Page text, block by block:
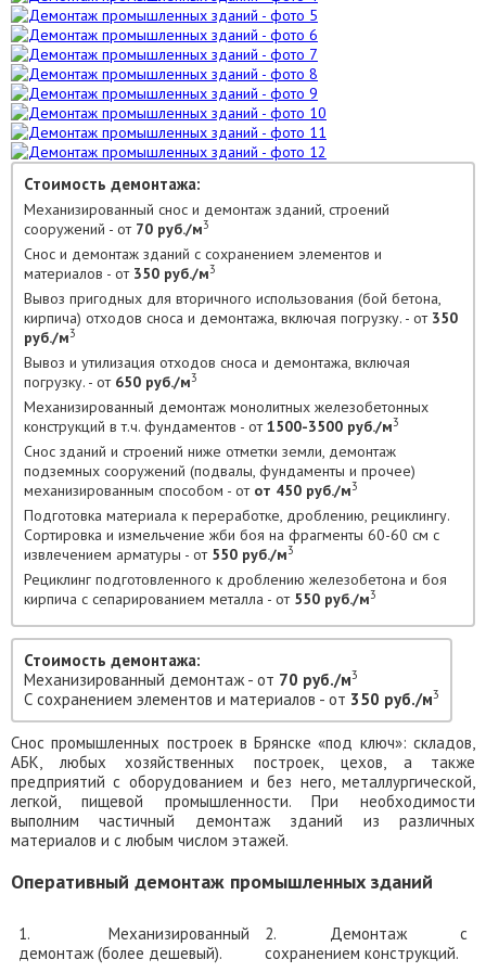
Стоимость демонтажа:
Механизированный снос и демонтаж зданий, строений
сооружений - от 70 руб./м3
Снос и демонтаж зданий с сохранением элементов и
материалов - от 350 руб./м3
Вывоз пригодных для вторичного использования (бой бетона,
кирпича) отходов сноса и демонтажа, включая погрузку. - от 350
руб./м3
Вывоз и утилизация отходов сноса и демонтажа, включая
погрузку. - от 650 руб./м3
Механизированный демонтаж монолитных железобетонных
конструкций в т.ч. фундаментов - от1500-3500 руб./м3
Снос зданий и строений ниже отметки земли, демонтаж
подземных сооружений (подвалы, фундаменты и прочее)
механизированным способом - от от 450 руб./м3
Подготовка материала к переработке, дроблению, рециклингу.
Сортировка и измельчение жби боя на фрагменты 60-60 см с
извлечением арматуры - от 550 руб./м3
Рециклинг подготовленного к дроблению железобетона и боя
кирпича с сепарированием металла - от 550 руб./м3
Стоимость демонтажа:
Механизированный демонтаж - от 70 руб./м3
С сохранением элементов и материалов - от 350 руб./м3
Снос промышленных построек в Брянске «под ключ»: складов,
АБК, любых хозяйственных построек, цехов, а также
предприятий с оборудованием и без него, металлургической,
легкой, пищевой промышленности. При необходимости
выполним частичный демонтаж зданий из различных
материалов и с любым числом этажей.
Оперативный демонтаж промышленных зданий
1. Механизированный
демонтаж (более дешевый).
2. Демонтаж с
сохранением конструкций.